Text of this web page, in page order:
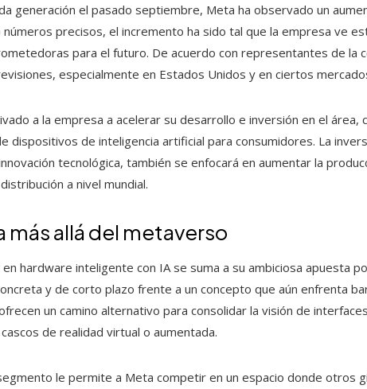
generación el pasado septiembre, Meta ha observado un
precisos, el incremento ha sido tal que la empresa ve
para el futuro. De acuerdo con representantes de la
especialmente en Estados Unidos y en ciertos
a la empresa a acelerar su desarrollo e inversión en el
dispositivos de inteligencia artificial para consumidores. La
tecnológica, también se enfocará en aumentar la
a nivel mundial.
allá del metaverso
hardware inteligente con IA se suma a su ambiciosa apuesta
y de corto plazo frente a un concepto que aún enfrenta
un camino alternativo para consolidar la visión de
de realidad virtual o aumentada.
le permite a Meta competir en un espacio donde otros